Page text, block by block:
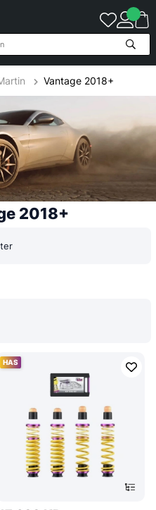
Vantage 2018+
2018+
3 Produkter
HAS